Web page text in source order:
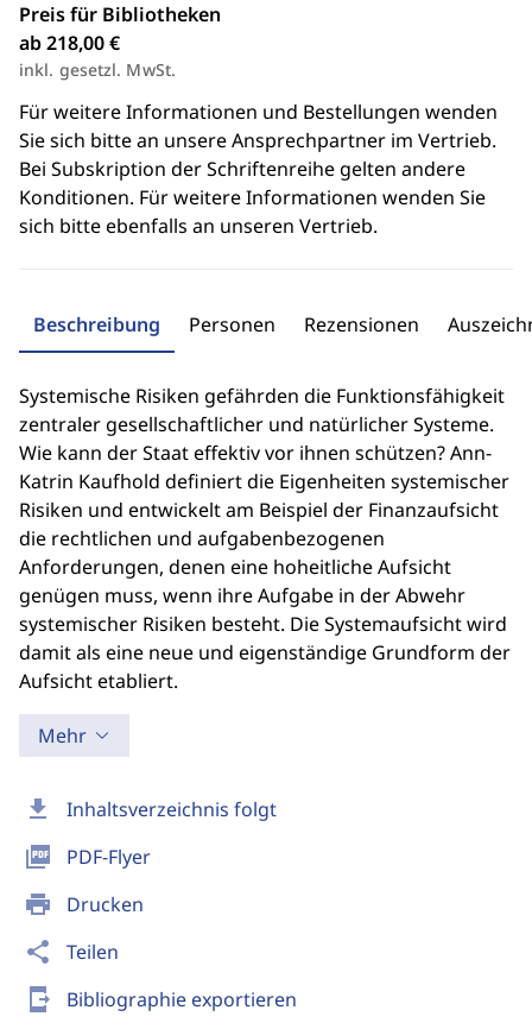
download Inhaltsverzeichnis folgt
picture_as_pdf PDF-Flyer
print Drucken
share Teilen
send_to_mobile Bibliographie exportieren
Preis für Bibliotheken
ab 218,00 €
inkl. gesetzl. MwSt.
Für weitere Informationen und Bestellungen wenden
Sie sich bitte an unsere Ansprechpartner im Vertrieb.
Bei Subskription der Schriftenreihe gelten andere
Konditionen. Für weitere Informationen wenden Sie
sich bitte ebenfalls an unseren Vertrieb.
Beschreibung Personen Rezensionen
Systemische Risiken gefährden die Funktionsfähigkeit
zentraler gesellschaftlicher und natürlicher Systeme.
Wie kann der Staat effektiv vor ihnen schützen? Ann-
Katrin Kaufhold definiert die Eigenheiten systemischer
Risiken und entwickelt am Beispiel der Finanzaufsicht
die rechtlichen und aufgabenbezogenen
Anforderungen, denen eine hoheitliche Aufsicht
genügen muss, wenn ihre Aufgabe in der Abwehr
systemischer Risiken besteht. Die Systemaufsicht wird
damit als eine neue und eigenständige Grundform der
Aufsicht etabliert.
Mehr